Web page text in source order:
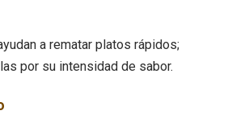
a rematar platos rápidos;
por su intensidad de sabor.